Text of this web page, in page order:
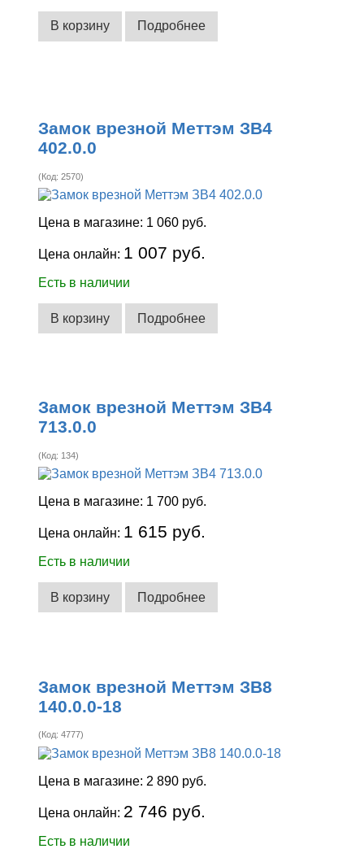
В корзину Подробнее
Замок врезной Меттэм ЗВ4
402.0.0
(Код:2570)
Цена в магазине: 1 060 руб.
Цена онлайн: 1 007 руб.
Есть в наличии
В корзину Подробнее
Замок врезной Меттэм ЗВ4
713.0.0
(Код: 134)
Цена в магазине: 1 700 руб.
Цена онлайн: 1 615 руб.
Есть в наличии
В корзину Подробнее
Замок врезной Меттэм ЗВ8
140.0.0-18
(Код:4777)
Цена в магазине: 2 890 руб.
Цена онлайн: 2 746 руб.
Есть в наличии